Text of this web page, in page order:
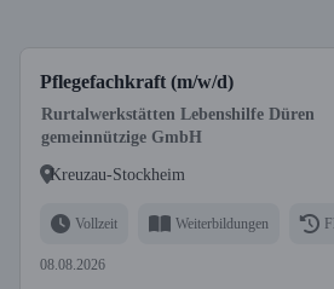
Pflegefachkraft (m/w/d)
Rurtalwerkstätten Lebenshilfe Düren
gemeinnützige GmbH
Kreuzau-Stockheim
Vollzeit Weiterbildungen
08.08.2026